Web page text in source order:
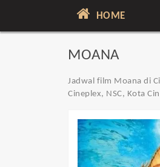
HOME
MOANA
Jadwal film Moana di
Cineplex, NSC, Kota